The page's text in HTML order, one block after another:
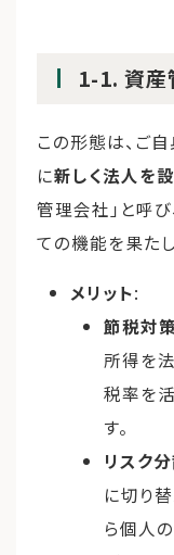
1-1. 資産
この形態は、ご
に新しく法人を
管理会社」と呼び
ての機能を果たし
メリット:
節税対策
所得を
税率を
す。
リスク
に切り
ら個人